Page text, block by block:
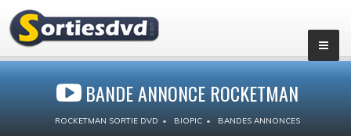
BANDE ANNONCE ROCKETMAN
ROCKETMAN SORTIE DVD BIOPIC BANDES ANNONCES